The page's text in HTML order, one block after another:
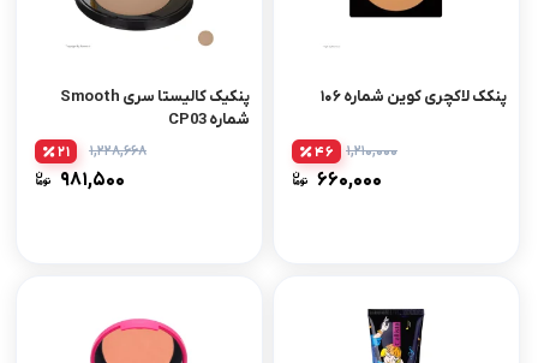
پنکک لاکچری کوین شماره ۱۰۶
۱,۲۱۰,۰۰۰
۶۶۰,۰۰۰
46
پنکیک کالیستا سری Smooth
شماره CP03
۱,۲۲۸,۶۶۸
۹۸۱,۵۰۰
21